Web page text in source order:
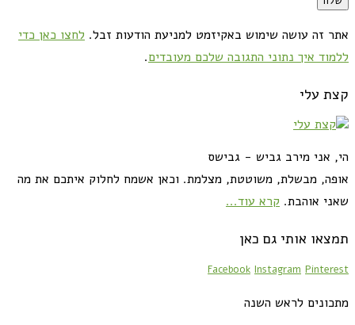
אתר זה עושה שימוש באקיזמט למניעת הודעות זבל. לחצו כאן כדי
ללמוד איך נתוני התגובה שלכם מעובדים.
קצת עלי
הי, אני מירב גביש - גבישס
אופה, מבשלת, משוטטת, מצלמת. וכאן אשמח לחלוק איתכם את מה
שאני אוהבת. קרא עוד...
תמצאו אותי גם כאן
Facebook Instagram Pinterest
מתכונים לראש השנה